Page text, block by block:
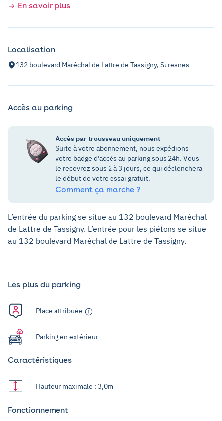
En savoir plus
Localisation
132 boulevard Maréchal de Lattre de Tassigny, Suresnes
Accès au parking
Accès par trousseau uniquement
Suite à votre abonnement, nous expédions
votre badge d'accès au parking sous 24h. Vous
le recevrez sous 2 à 3 jours, ce qui déclenchera
le début de votre essai gratuit.
Comment ça marche ?
L’entrée du parking se situe au 132 boulevard Maréchal
de Lattre de Tassigny. L’entrée pour les piétons se situe
au 132 boulevard Maréchal de Lattre de Tassigny.
Les plus du parking
Place attribuée
Parking en extérieur
Caractéristiques
Hauteur maximale : 3,0m
Fonctionnement